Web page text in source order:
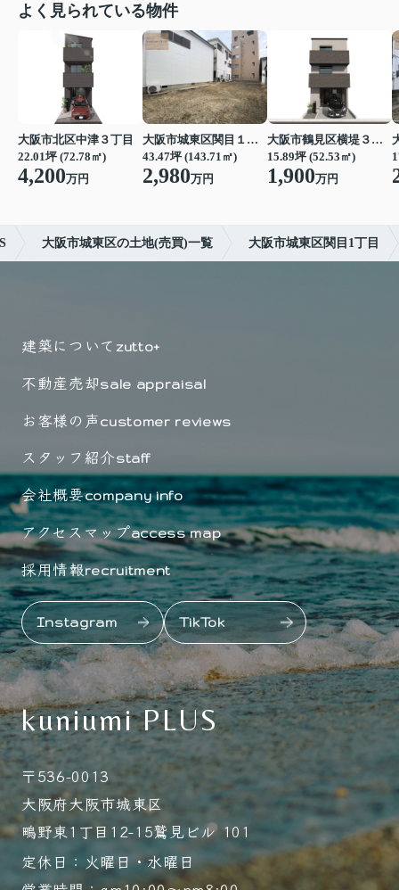
よく見られている物件
大阪市北区中津３丁目
22.01坪 (72.78㎡)
4,200万円
大阪市城東区関目１丁目
43.47坪 (143.71㎡)
2,980万円
大阪市鶴見区横堤３丁目
15.89坪 (52.53㎡)
1,900万円
大阪市城東区の土地(売買)一覧 大阪市城東区関目1丁目
建築について zutto+
不動産売却sale appraisal
お客様の声customer reviews
スタッフ紹介staff
会社概要company info
アクセスマップaccess map
採用情報recruitment
Instagram TikTok
kuniumi PLUS
〒536-0013
大阪府大阪市城東区
鴫野東1丁目12-15鷲見ビル 101
定休日：火曜日・水曜日